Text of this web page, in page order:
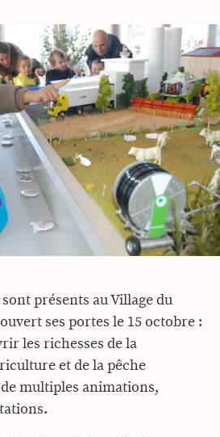
présents au Village du
ses portes le 15 octobre :
les richesses de la
et de la pêche
multiples animations,